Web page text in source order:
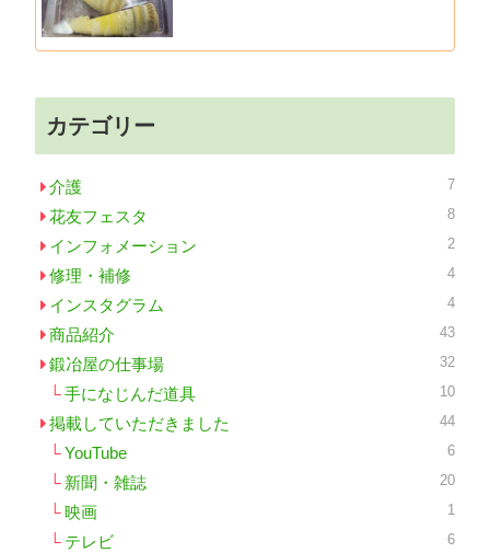
カテゴリー
介護 7
花友フェスタ 8
インフォメーション 2
修理・補修 4
インスタグラム 4
商品紹介 43
鍛冶屋の仕事場 32
手になじんだ道具 10
掲載していただきました 44
YouTube 6
新聞・雑誌 20
映画 1
テレビ 6